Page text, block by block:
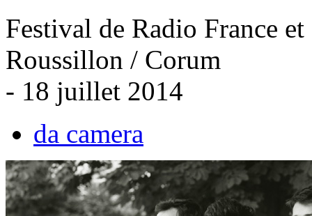
Festival de Radio France
Roussillon / Corum
- 18 juillet 2014
da camera